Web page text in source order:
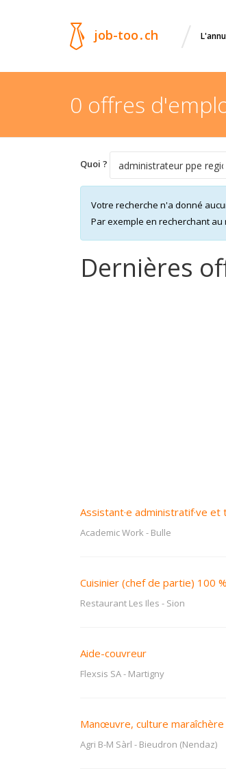
job-too.ch /
0 offres
Quoi ?
Votre recherche n'a donné
Par exemple en recherchant
Dernières
Assistant·e administratif·ve
Academic Work - Bulle
Cuisinier (chef de partie) 100 %
Restaurant Les Iles - Sion
Aide-couvreur
Flexsis SA- Martigny
Manœuvre, culture
Agri B-M Sàrl - Bieudron (Nendaz)